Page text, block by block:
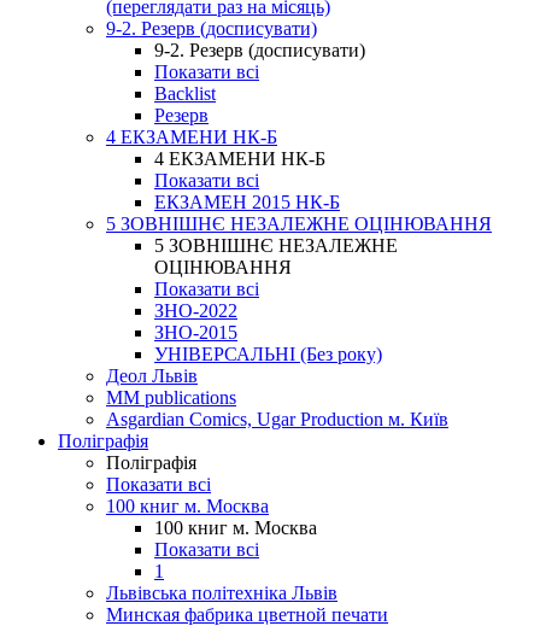
(переглядати раз на місяць)
9-2. Резерв (досписувати)
9-2. Резерв (досписувати)
Показати всі
Backlist
Резерв
4 ЕКЗАМЕНИ НК-Б
4 ЕКЗАМЕНИ НК-Б
Показати всі
ЕКЗАМЕН 2015 НК-Б
5 ЗОВНІШНЄ НЕЗАЛЕЖНЕ ОЦІНЮВАННЯ
5 ЗОВНІШНЄ НЕЗАЛЕЖНЕ
ОЦІНЮВАННЯ
Показати всі
ЗНО-2022
ЗНО-2015
УНІВЕРСАЛЬНІ (Без року)
Деол Львів
MM publications
Asgardian Comics, Ugar Production м. Київ
Поліграфія
Поліграфія
Показати всі
100 книг м. Москва
100 книг м. Москва
Показати всі
1
Львівська політехніка Львів
Минская фабрика цветной печати